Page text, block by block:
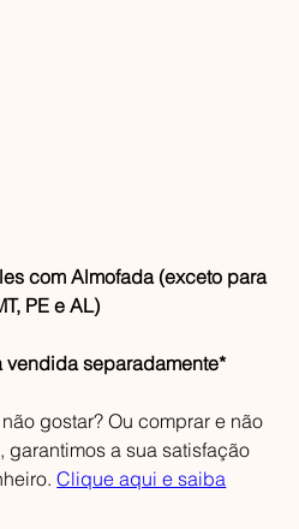
com Almofada (exceto para
PE e AL)
separadamente*
gostar? Ou comprar e não
garantimos a sua satisfação
Clique aqui e saiba